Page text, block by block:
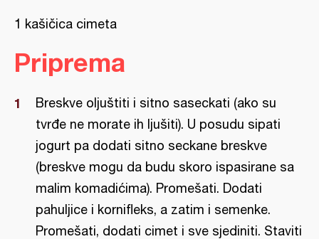
1 kašičica cimeta
Priprema
Breskve oljuštiti i sitno saseckati (ako su
tvrđe ne morate ih ljušiti). U posudu sipati
jogurt pa dodati sitno seckane breskve
(breskve mogu da budu skoro ispasirane sa
malim komadićima). Promešati. Dodati
pahuljice i kornifleks, a zatim i semenke.
Promešati, dodati cimet i sve sjediniti. Staviti